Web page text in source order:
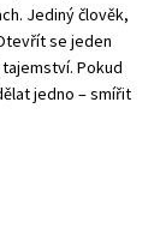
Jediný člověk,
se jeden
Pokud
jedno – smířit